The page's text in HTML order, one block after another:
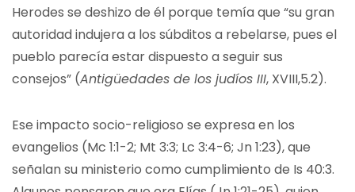
Herodes se deshizo de él porque temía que “su gran
autoridad indujera a los súbditos a rebelarse, pues el
pueblo parecía estar dispuesto a seguir sus
consejos” (Antigüedades de los judíos III, XVIII,5.2).
Ese impacto socio-religioso se expresa en los
evangelios (Mc 1:1-2; Mt 3:3; Lc 3:4-6; Jn 1:23), que
señalan su ministerio como cumplimiento de Is 40:3.